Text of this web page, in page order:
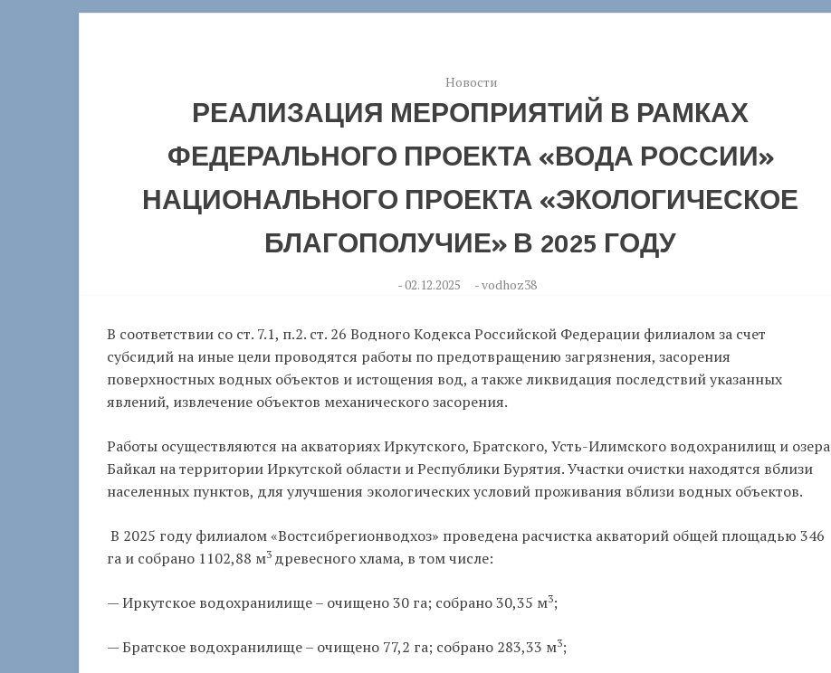
Новости
РЕАЛИЗАЦИЯ МЕРОПРИЯТИЙ В РАМКАХ
ФЕДЕРАЛЬНОГО ПРОЕКТА «ВОДА РОССИИ»
НАЦИОНАЛЬНОГО ПРОЕКТА «ЭКОЛОГИЧЕСКОЕ
БЛАГОПОЛУЧИЕ» В 2025 ГОДУ
-02.12.2025 -vodhoz38
В соответствии со ст. 7.1, п.2. ст. 26 Водного Кодекса Российской Федерации филиалом за счет
субсидий на иные цели проводятся работы по предотвращению загрязнения, засорения
поверхностных водных объектов и истощения вод, а также ликвидация последствий указанных
явлений, извлечение объектов механического засорения.
Работы осуществляются на акваториях Иркутского, Братского, Усть-Илимского водохранилищ и озера
Байкал на территории Иркутской области и Республики Бурятия. Участки очистки находятся вблизи
населенных пунктов, для улучшения экологических условий проживания вблизи водных объектов.
В 2025 году филиалом «Востсибрегионводхоз» проведена расчистка акваторий общей площадью 346
га и собрано 1102,88 м3 древесного хлама, в том числе:
— Иркутское водохранилище – очищено 30 га; собрано 30,35 м3;
— Братское водохранилище – очищено 77,2 га; собрано 283,33 м3;